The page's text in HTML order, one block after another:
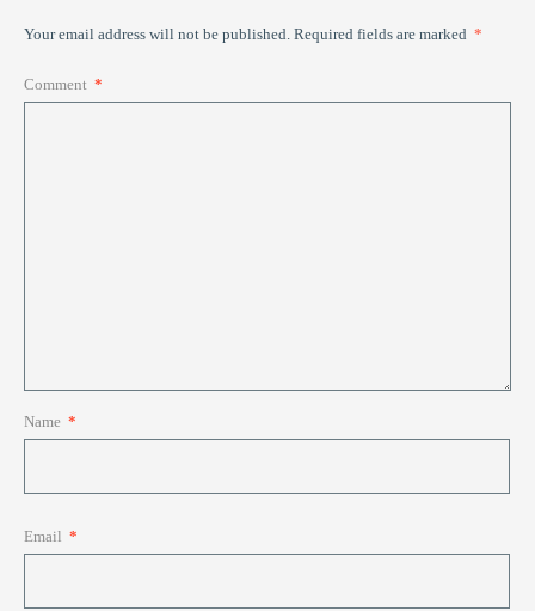
Your email address will not be published. Required fields are marked *
Comment *
Name *
Email *